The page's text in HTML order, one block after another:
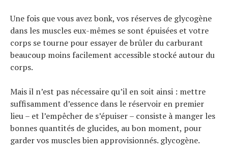
Une fois que vous avez bonk, vos réserves de glycogène
dans les muscles eux-mêmes se sont épuisées et votre
corps se tourne pour essayer de brûler du carburant
beaucoup moins facilement accessible stocké autour du
corps.
Mais il n’est pas nécessaire qu’il en soit ainsi : mettre
suffisamment d’essence dans le réservoir en premier
lieu – et l’empêcher de s’épuiser – consiste à manger les
bonnes quantités de glucides, au bon moment, pour
garder vos muscles bien approvisionnés. glycogène.
Actualités
Technologies
Conseils
Tendances
Tous nos articles
À propos